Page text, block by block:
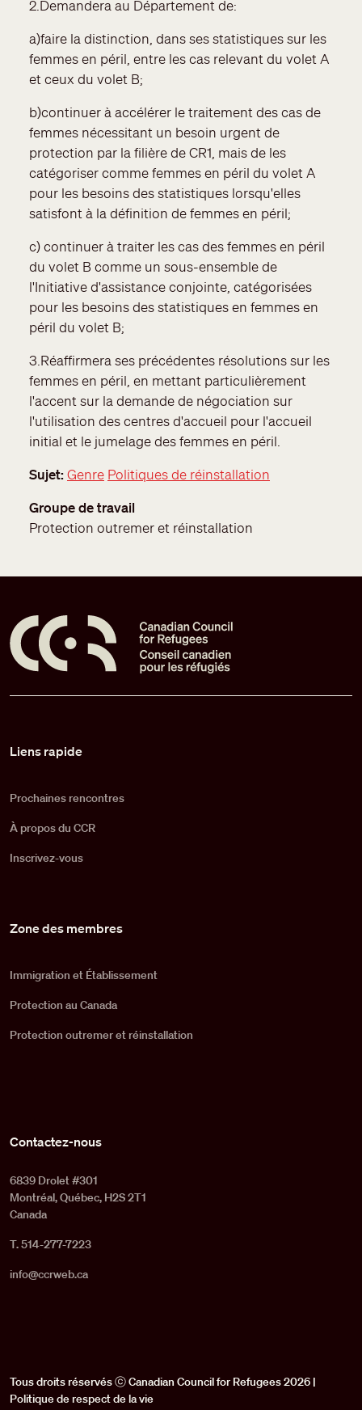
2.Demandera au Département de:
a)faire la distinction, dans ses statistiques sur les
femmes en péril, entre les cas relevant du volet A
et ceux du volet B;
b)continuer à accélérer le traitement des cas de
femmes nécessitant un besoin urgent de
protection par la filière de CR1, mais de les
catégoriser comme femmes en péril du volet A
pour les besoins des statistiques lorsqu'elles
satisfont à la définition de femmes en péril;
c) continuer à traiter les cas des femmes en péril
du volet B comme un sous-ensemble de
l'Initiative d'assistance conjointe, catégorisées
pour les besoins des statistiques en femmes en
péril du volet B;
3.Réaffirmera ses précédentes résolutions sur les
femmes en péril, en mettant particulièrement
l'accent sur la demande de négociation sur
l'utilisation des centres d'accueil pour l'accueil
initial et le jumelage des femmes en péril.
Sujet Genre Politiques de réinstallation
Groupe de travail
Protection outremer et réinstallation
Liens rapide
Prochaines rencontres
À propos du CCR
Inscrivez-vous
Zone des membres
Immigration et Établissement
Protection au Canada
Protection outremer et réinstallation
Contactez-nous
6839 Drolet #301
Montréal, Québec, H2S 2T1
Canada
T. 514-277-7223
info@ccrweb.ca
Tous droits réservés ⓒ Canadian Council for Refugees 2026 |
Politique de respect de la vie